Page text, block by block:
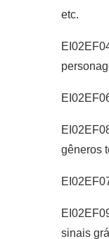
etc.
gêneros
sinais